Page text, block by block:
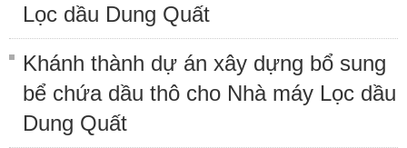
Lọc dầu Dung Quất
Khánh thành dự án xây dựng bổ sung
bể chứa dầu thô cho Nhà máy Lọc dầu
Dung Quất